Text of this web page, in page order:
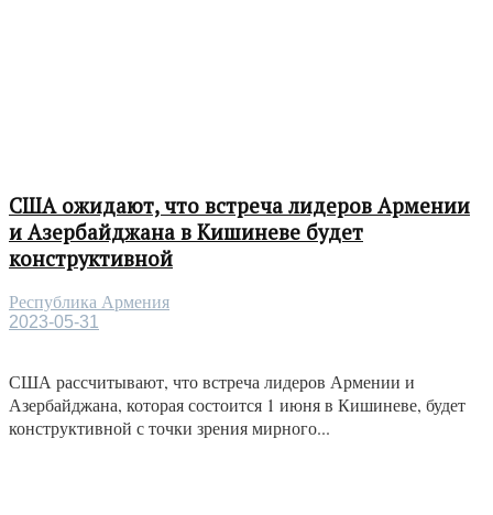
США ожидают, что встреча лидеров Армении
и Азербайджана в Кишиневе будет
конструктивной
Республика Армения
2023-05-31
США рассчитывают, что встреча лидеров Армении и
Азербайджана, которая состоится 1 июня в Кишиневе, будет
конструктивной с точки зрения мирного...